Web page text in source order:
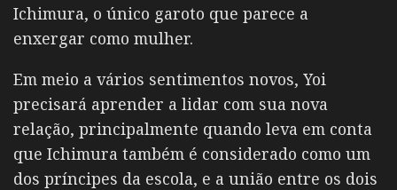
Ichimura, o único garoto que parece a
enxergar como mulher.
Em meio a vários sentimentos novos, Yoi
precisará aprender a lidar com sua nova
relação, principalmente quando leva em conta
que Ichimura também é considerado como um
dos príncipes da escola, e a união entre os dois